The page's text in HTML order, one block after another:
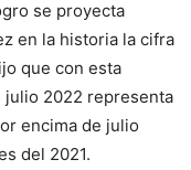
se proyecta
en la historia la cifra
que con esta
julio 2022 representa
encima de julio
del 2021.